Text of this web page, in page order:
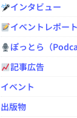
インタビュー
イベントレポート
ぽっとら（
記事広告
イベント
出版物